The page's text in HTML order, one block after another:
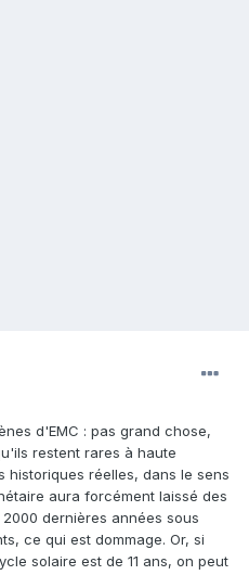
d'EMC : pas grand chose,
restent rares à haute
historiques réelles, dans le sens
aura forcément laissé des
dernières années sous
ce qui est dommage. Or, si
solaire est de 11 ans, on peut